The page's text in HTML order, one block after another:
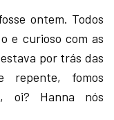
ontem. Todos
e curioso com as
por trás das
repente, fomos
oi? Hanna nós